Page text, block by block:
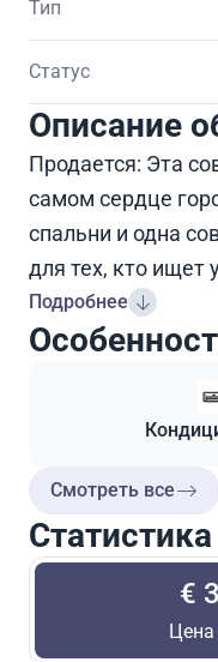
Тип
Статус
Описание
Продается: Эта
самом сердце
спальни и одна
для тех, кто ищет
Подробнее
Смотреть все
Статистика
€
Цена